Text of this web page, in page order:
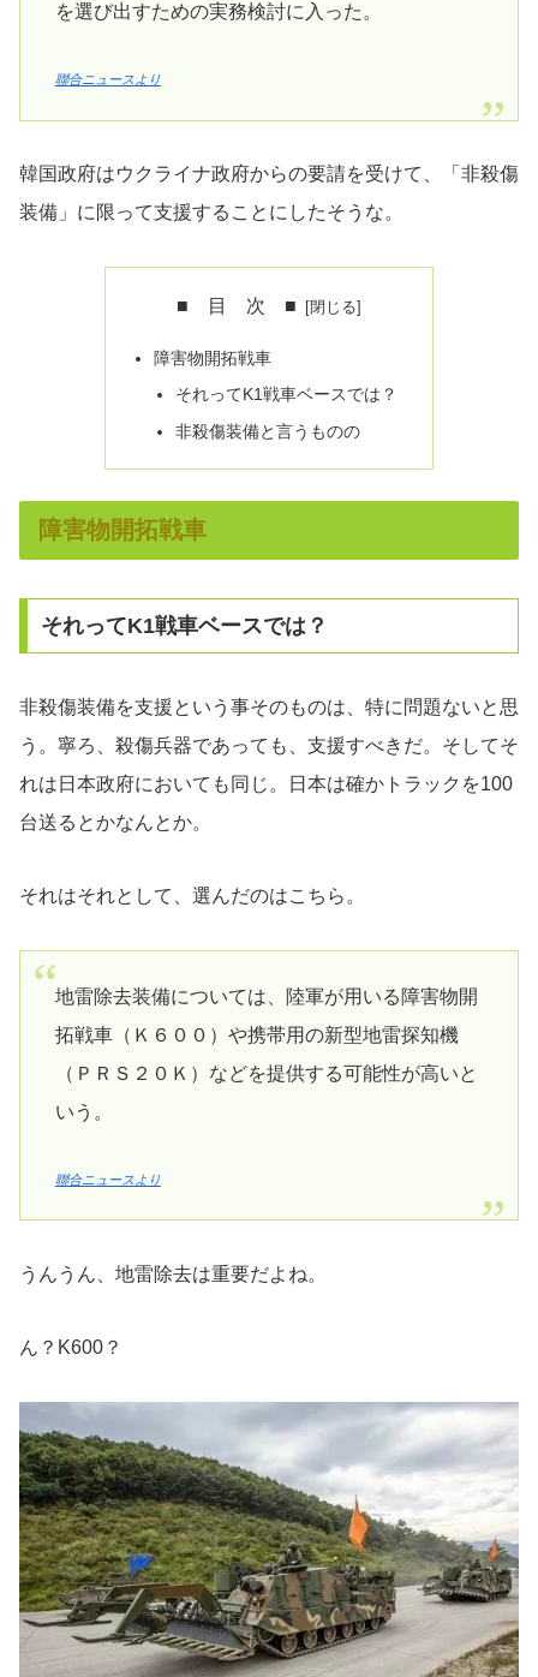
を選び出すための実務検討に入った。
聯合ニュースより
韓国政府はウクライナ政府からの要請を受けて、「非殺傷
装備」に限って支援することにしたそうな。
■ 目 次 ■
障害物開拓戦車
それってK1戦車ベースでは？
非殺傷装備と言うものの
障害物開拓戦車
それってK1戦車ベースでは？
非殺傷装備を支援という事そのものは、特に問題ないと思
う。寧ろ、殺傷兵器であっても、支援すべきだ。そしてそ
れは日本政府においても同じ。日本は確かトラックを100
台送るとかなんとか。
それはそれとして、選んだのはこちら。
地雷除去装備については、陸軍が用いる障害物開
拓戦車（Ｋ６００）や携帯用の新型地雷探知機
（ＰＲＳ２０Ｋ）などを提供する可能性が高いと
いう。
聯合ニュースより
うんうん、地雷除去は重要だよね。
ん？K600？